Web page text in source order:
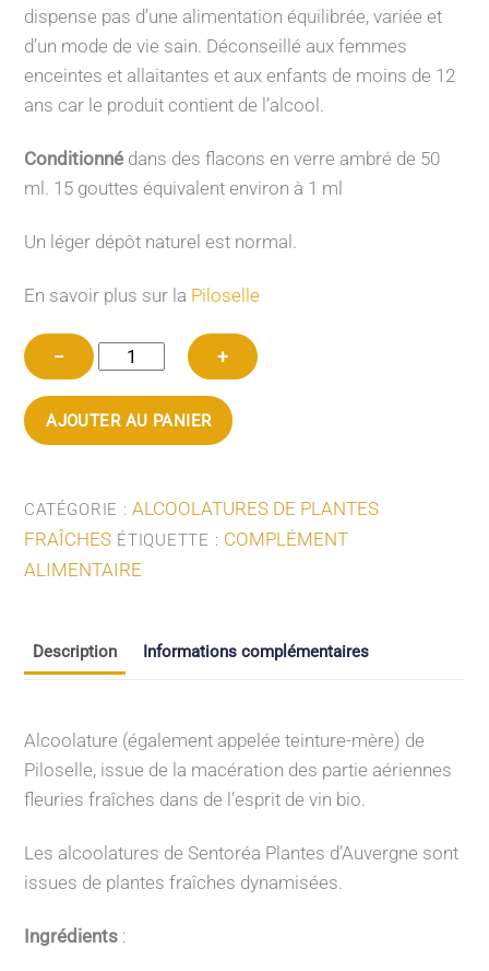
dispense pas d’une alimentation équilibrée, variée et
d’un mode de vie sain. Déconseillé aux femmes
enceintes et allaitantes et aux enfants de moins de 12
ans car le produit contient de l’alcool.
Conditionné dans des flacons en verre ambré de 50
ml. 15 gouttes équivalent environ à 1 ml
Un léger dépôt naturel est normal.
En savoir plus sur la Piloselle
−
quantité
de
+
AJOUTER AU PANIER
CATÉGORIE :ALCOOLATURES DE PLANTES
FRAÎCHES ÉTIQUETTE : COMPLÉMENT
ALIMENTAIRE
Description Informations complémentaires
Alcoolature (également appelée teinture-mère) de
Piloselle, issue de la macération des partie aériennes
fleuries fraîches dans de l’esprit de vin bio.
Les alcoolatures de Sentoréa Plantes d’Auvergne sont
issues de plantes fraîches dynamisées.
Ingrédients :